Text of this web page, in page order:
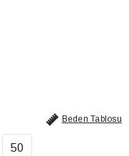
Beden Tablosu
50